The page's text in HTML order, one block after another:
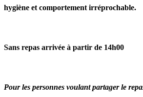
hygiène et comportement irréprochable.
Sans repas arrivée à partir de 14h00
Pour les personnes voulant partager le